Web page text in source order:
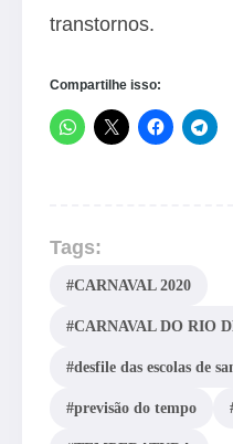
transtornos.
Compartilhe isso:
Tags:
#CARNAVAL 2020
#CARNAVAL DO RIO
#desfile das escolas de
#previsão do tempo